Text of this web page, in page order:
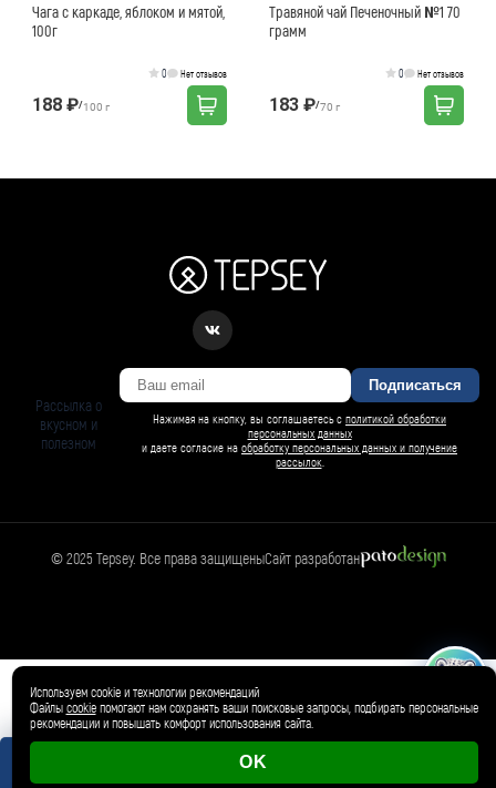
🛍️ Магазин
Товар добавлен в корзину ✓
Чага с каркаде, яблоком и мятой,
100г
0 Нет отзывов
188 ₽/100 г
Травяной чай Печеночный №1 70
грамм
0 Нет отзывов
183 ₽/70 г
Рассылка о
вкусном и
полезном
Подписаться
Нажимая на кнопку, вы соглашаетесь с политикой обработки
персональных данных
и даете согласие на обработку персональных данных и получение
рассылок
© 2025 Tepsey. Все права защищеныСайт разработан
Используем cookie и технологии рекомендаций
Файлы cookieпомогают нам сохранять ваши поисковые запросы, подбирать персональные
рекомендации и повышать комфорт использования сайта.
OK
БАРСИ ИИ